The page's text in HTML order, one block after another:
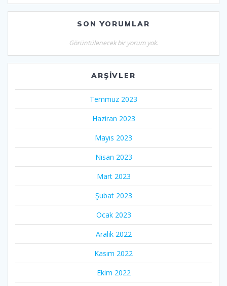
SON YORUMLAR
Görüntülenecek bir yorum yok.
ARŞIVLER
Temmuz 2023
Haziran 2023
Mayıs 2023
Nisan 2023
Mart 2023
Şubat 2023
Ocak 2023
Aralık 2022
Kasım 2022
Ekim 2022